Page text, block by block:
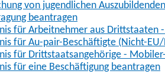
von jugendlichen
beantragen
für Arbeitnehmer aus Drittstaaten
für Au-pair-Beschäftigte (Nicht-EU/
für Drittstaatsangehörige -
für eine Beschäftigung beantragen